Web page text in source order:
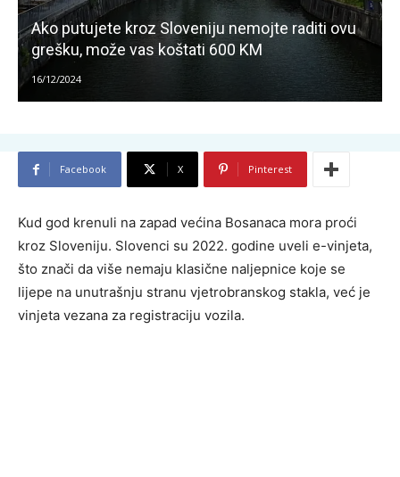
Ako putujete kroz Sloveniju nemojte raditi ovu
grešku, može vas koštati 600 KM
16/12/2024
Facebook X Pinterest
Kud god krenuli na zapad većina Bosanaca mora proći
kroz Sloveniju. Slovenci su 2022. godine uveli e-vinjeta,
što znači da više nemaju klasične naljepnice koje se
lijepe na unutrašnju stranu vjetrobranskog stakla, već je
vinjeta vezana za registraciju vozila.